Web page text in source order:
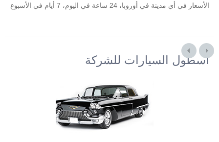
الأسعار في أي مدينة في أوروبا، 24 ساعة في اليوم، 7 أيام في الأسبوع
أسطول السيارات للشركة